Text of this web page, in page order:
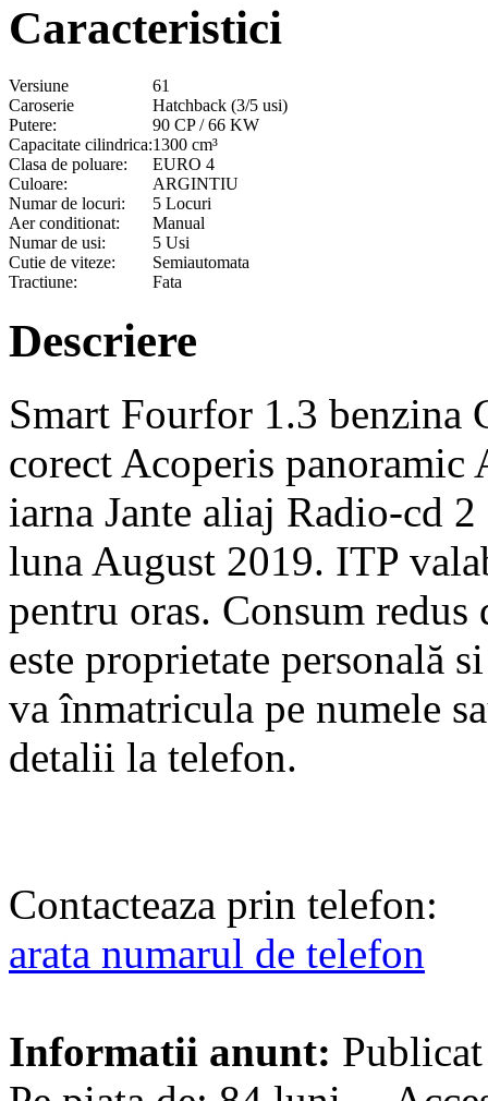
Caracteristici
Versiune
61
Caroserie
Hatchback (3/5 usi)
Putere:
90 CP / 66 KW
Capacitate cilindrica:1300 cm³
Clasa de poluare:
EURO 4
Culoare:
ARGINTIU
Numar de locuri:
5 Locuri
Aer conditionat:
Manual
Numar de usi:
5 Usi
Cutie de viteze:
Semiautomata
Tractiune:
Fata
Descriere
Smart Fourfor 1.3 benzina
corect Acoperis
iarna Jante aliaj Radio-cd
luna August 2019. ITP
pentru oras. Consum
este proprietate personală
va înmatricula pe numele
detalii la telefon.
Contacteaza prin telefon:
arata numarul de telefon
Informatii anunt: